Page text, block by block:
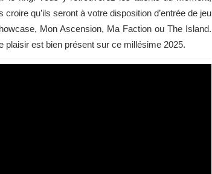
qu’ils seront à votre disposition d’entrée de jeu
Mon Ascension, Ma Faction ou The Island.
plaisir est bien présent sur ce millésime 2025.